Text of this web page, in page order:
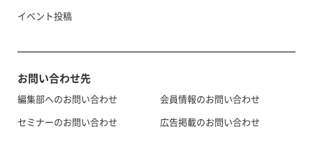
イベント投稿
お問い合わせ先
編集部へのお問い合わせ
セミナーのお問い合わせ
会員情報のお問い合わせ
広告掲載のお問い合わせ